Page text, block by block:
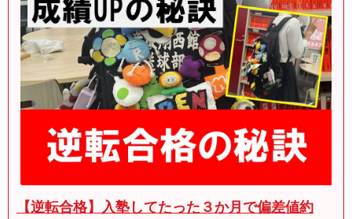
【逆転合格】入塾してたった３か月で偏差値約